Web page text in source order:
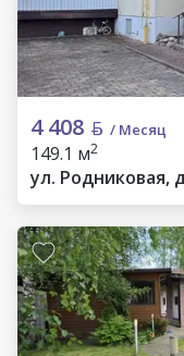
4 408 / Месяц
149.1 м2
ул. Родниковая,